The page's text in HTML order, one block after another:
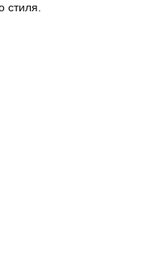
стиля.